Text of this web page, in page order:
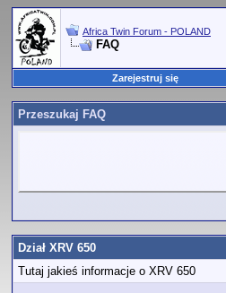
Africa Twin Forum - POLAND
FAQ
Zarejestruj się
Przeszukaj FAQ
Dział XRV 650
Tutaj jakieś informacje o XRV 650